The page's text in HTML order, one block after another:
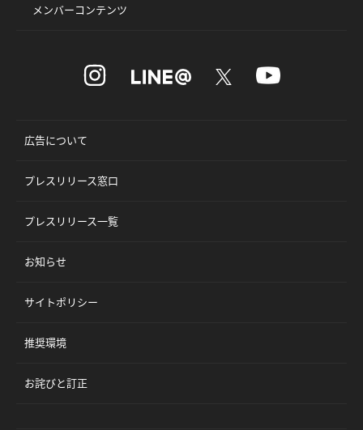
メンバーコンテンツ
広告について
プレスリリース窓口
プレスリリース一覧
お知らせ
サイトポリシー
推奨環境
お詫びと訂正